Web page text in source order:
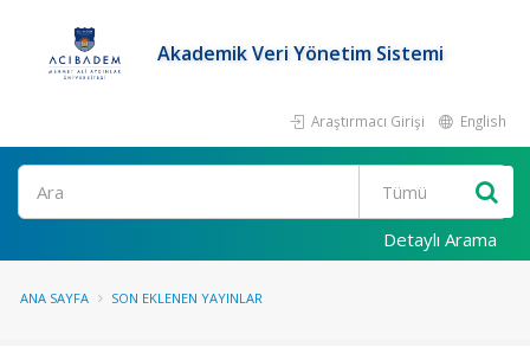
Akademik Veri Yönetim Sistemi
Araştırmacı Girişi English
Ara
Detaylı Arama
ANA SAYFA SON EKLENEN YAYINLAR